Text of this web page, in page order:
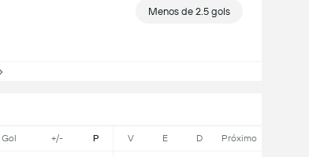
Menos de 2.5 gols
Gol +/- P V E D Próximo